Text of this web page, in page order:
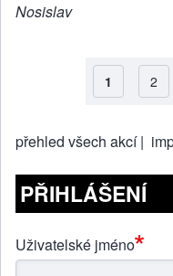
Nosislav
Aktuální
1 2
přehled všech akcí |
PŘIHLÁŠENÍ
Uživatelské jméno